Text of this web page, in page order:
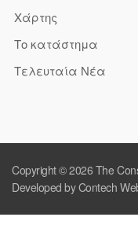
Χάρτης
Το κατάστημα
Τελευταία Νέα
Copyright © 2026 The
Developed by Contech